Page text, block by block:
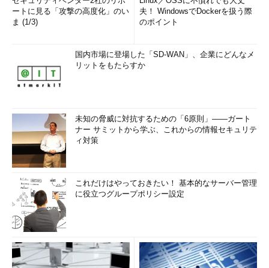
ートに見る「攻撃の高度化」のい
ま (1/3)
夫！ WindowsでDockerを扱う際
のポイント
国内市場に登場した「SD-WAN」、企業にどんなメ
リットをもたらすか
未知の脅威に対抗するための「6原則」――ガート
ナー サミットから学ぶ、これからの情報セキュリテ
ィ対策
これだけはやっておきたい！ 基本的なサーバー管理
に役立つグループポリシー設定